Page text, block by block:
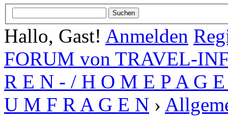
Hallo, Gast! Anmelden
FORUM von TRAVEL-
R E N - / H O M E P A G
U M F R A G E N ›